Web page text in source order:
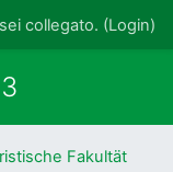
collegato. (Login)
Fakultät